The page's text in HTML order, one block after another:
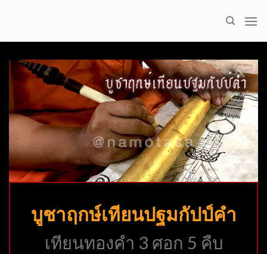
บูชาฤกษ์เทียนปฐมกัปป์คำ
เทียนทองคำ 3 ศอก 5 คืบ